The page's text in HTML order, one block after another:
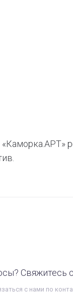
Свяжитесь
с нами по